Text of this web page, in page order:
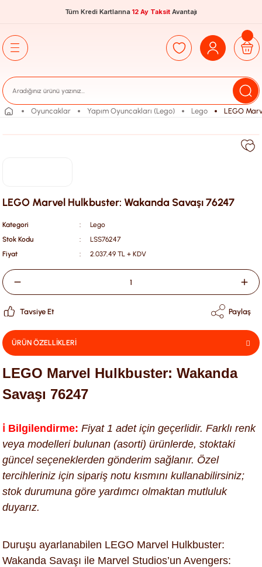
Tüm Kredi Kartlarına 12 Ay Taksit Avantajı
Oyuncaklar Yapım Oyuncakları (Lego) Lego LEGO
LEGO Marvel Hulkbuster: Wakanda Savaşı 76247
Kategori
Lego
Stok Kodu
LSS76247
Fiyat
2.037,49 TL + KDV
Tavsiye Et Paylaş
ÜRÜN ÖZELLİKLERİ
LEGO Marvel Hulkbuster: Wakanda
Savaşı 76247
ℹ️ Bilgilendirme: Fiyat 1 adet için geçerlidir. Farklı renk
veya modelleri bulunan (asorti) ürünlerde, stoktaki
güncel seçeneklerden gönderim sağlanır. Özel
tercihleriniz için sipariş notu kısmını kullanabilirsiniz;
stok durumuna göre yardımcı olmaktan mutluluk
duyarız.
Duruşu ayarlanabilen LEGO Marvel Hulkbuster:
Wakanda Savaşı ile Marvel Studios’un Avengers: